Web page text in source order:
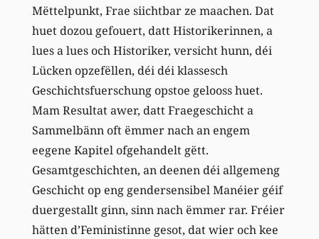
Mëttelpunkt, Frae siichtbar ze maachen. Dat
huet dozou gefouert, datt Historikerinnen, a
lues a lues och Historiker, versicht hunn, déi
Lücken opzefëllen, déi déi klassesch
Geschichtsfuerschung opstoe gelooss huet.
Mam Resultat awer, datt Fraegeschicht a
Sammelbänn oft ëmmer nach an engem
eegene Kapitel ofgehandelt gëtt.
Gesamtgeschichten, an deenen déi allgemeng
Geschicht op eng gendersensibel Manéier géif
duergestallt ginn, sinn nach ëmmer rar. Fréier
hätten d’Feministinne gesot, dat wier och kee